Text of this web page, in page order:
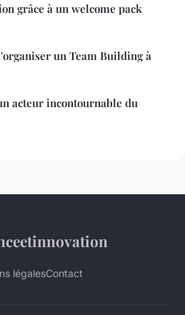
grâce à un welcome pack
un Team Building à
acteur incontournable du
légalesContact